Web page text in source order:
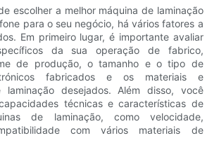
escolher a melhor máquina de laminação
para o seu negócio, há vários fatores a
Em primeiro lugar, é importante avaliar
da sua operação de fabrico,
de produção, o tamanho e o tipo de
fabricados e os materiais e
laminação desejados. Além disso, você
técnicas e características de
de laminação, como velocidade,
com vários materiais de